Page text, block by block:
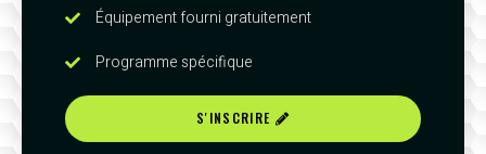
Équipement fourni gratuitement
Programme spécifique
S'INSCRIRE